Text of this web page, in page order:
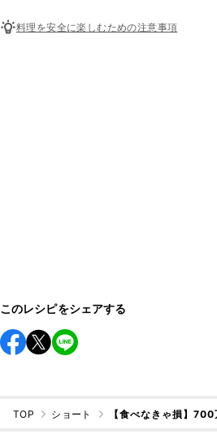
料理を安全に楽しむための注意事項
このレシピをシェアする
TOP ショート 【食べなきゃ損】